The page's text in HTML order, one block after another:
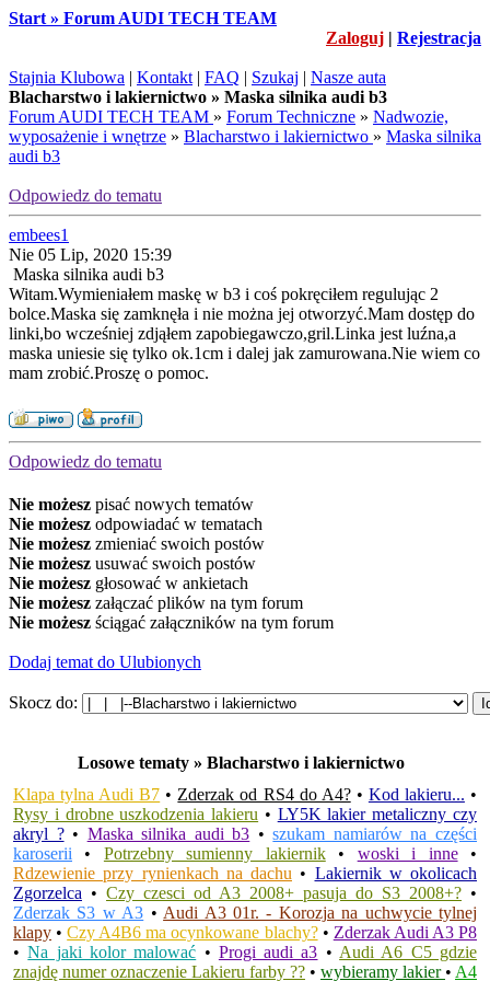
Start » Forum AUDI TECH TEAM
Zaloguj | Rejestracja
Stajnia Klubowa | Kontakt | FAQ | Szukaj | Nasze auta
Blacharstwo i lakiernictwo » Maska silnika audi b3
Forum AUDI TECH TEAM » Forum Techniczne » Nadwozie,
wyposażenie i wnętrze » Blacharstwo i lakiernictwo » Maska silnika
audi b3
Odpowiedz do tematu
embees1
Nie 05 Lip, 2020 15:39
Maska silnika audi b3
Witam.Wymieniałem maskę w b3 i coś pokręciłem regulując 2
bolce.Maska się zamknęła i nie można jej otworzyć.Mam dostęp do
linki,bo wcześniej zdjąłem zapobiegawczo,gril.Linka jest luźna,a
maska uniesie się tylko ok.1cm i dalej jak zamurowana.Nie wiem co
mam zrobić.Proszę o pomoc.
Odpowiedz do tematu
Nie możesz pisać nowych tematów
Nie możesz odpowiadać w tematach
Nie możesz zmieniać swoich postów
Nie możesz usuwać swoich postów
Nie możesz głosować w ankietach
Nie możesz załączać plików na tym forum
Nie możesz ściągać załączników na tym forum
Dodaj temat do Ulubionych
Skocz do:
Losowe tematy » Blacharstwo i lakiernictwo
Klapa tylna Audi B7 • Zderzak od RS4 do A4?• Kod lakieru... •
Rysy i drobne uszkodzenia lakieru • LY5K lakier metaliczny czy
akryl ?• Maska silnika audi b3 •szukam namiarów na części
karoserii • Potrzebny sumienny lakiernik• woski i inne•
Rdzewienie przy rynienkach na dachu • Lakiernik w okolicach
Zgorzelca • Czy czesci od A3 2008+ pasuja do S3 2008+? •
Zderzak S3 w A3 • Audi A3 01r. - Korozja na uchwycie tylnej
klapy •Czy A4B6 ma ocynkowane blachy?• Zderzak Audi A3 P8
•Na jaki kolor malować • Progi audi a3 • Audi A6 C5 gdzie
znajdę numer oznaczenie Lakieru farby ?? • wybieramy lakier • A4